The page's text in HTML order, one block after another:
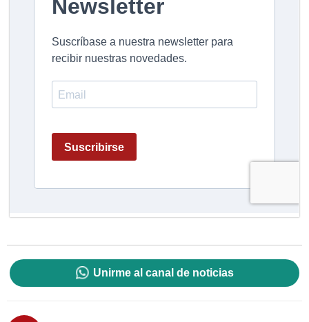
Unirme al canal de noticias